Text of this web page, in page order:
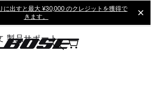
に出すと最大 ¥30,000 のクレジットを獲得で
きます。
製品サポート